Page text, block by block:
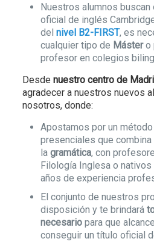
Nuestros alumnos buscan
oficial de inglés
del nivel B2-FIRST, es
cualquier tipo de Mástero
profesor en colegios
Desde nuestro centro de
agradecer a nuestros nuevos
nosotros, donde:
Apostamos por un
presenciales que combina
la gramática, con
Filología Inglesa o
años de experiencia
El conjunto de nuestros
disposición y te brindará
necesario para que
conseguir un título oficial